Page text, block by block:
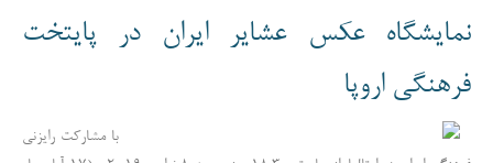
نمایشگاه عکس عشایر ایران در پایتخت
فرهنگی اروپا
با مشارکت رایزنی